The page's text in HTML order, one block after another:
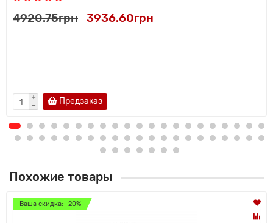
4920.75грн 3936.60грн
Предзаказ
Похожие товары
Ваша скидка: -20%